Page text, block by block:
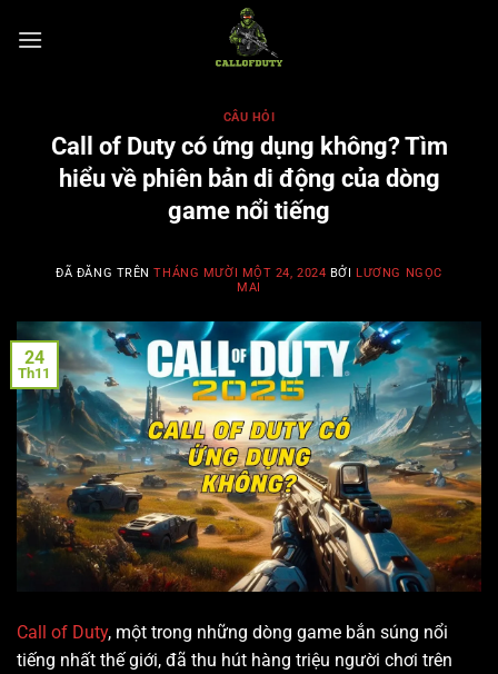
đến
CÂU HỎI
Call of Duty có ứng dụng không? Tìm
hiểu về phiên bản di động của dòng
game nổi tiếng
ĐÃ ĐĂNG TRÊNTHÁNG MƯỜI MỘT 24, 2024 BỞI LƯƠNG NGỌC
MAI
24
Th11
Call of Duty, một trong những dòng game bắn súng nổi
tiếng nhất thế giới, đã thu hút hàng triệu người chơi trên